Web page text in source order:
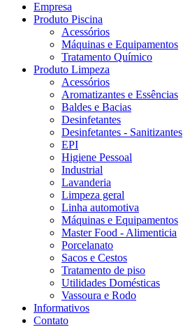
Empresa
Produto Piscina
Acessórios
Máquinas e Equipamentos
Tratamento Químico
Produto Limpeza
Acessórios
Aromatizantes e Essências
Baldes e Bacias
Desinfetantes
Desinfetantes - Sanitizantes
EPI
Higiene Pessoal
Industrial
Lavanderia
Limpeza geral
Linha automotiva
Máquinas e Equipamentos
Master Food - Alimenticia
Porcelanato
Sacos e Cestos
Tratamento de piso
Utilidades Domésticas
Vassoura e Rodo
Informativos
Contato